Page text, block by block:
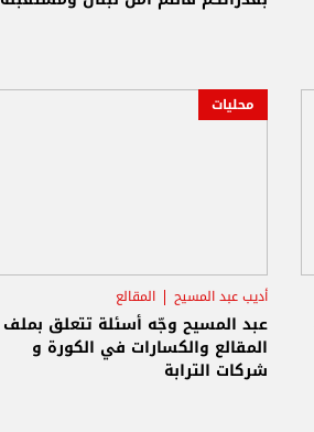
محليات
أديب عبد المسيح المقالع
عبد المسيح وجّه أسئلة تتعلق بملف
المقالع والكسارات في الكورة و
شركات الترابة